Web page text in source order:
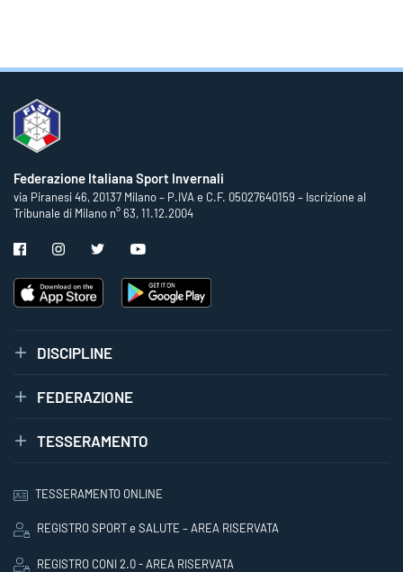
Federazione Italiana Sport Invernali
via Piranesi 46, 20137 Milano – P.IVA e C.F. 05027640159 – Iscrizione al
Tribunale di Milano n° 63, 11.12.2004
DISCIPLINE
FEDERAZIONE
TESSERAMENTO
TESSERAMENTO ONLINE
REGISTRO SPORT e SALUTE – AREA RISERVATA
REGISTRO CONI 2.0 - AREA RISERVATA